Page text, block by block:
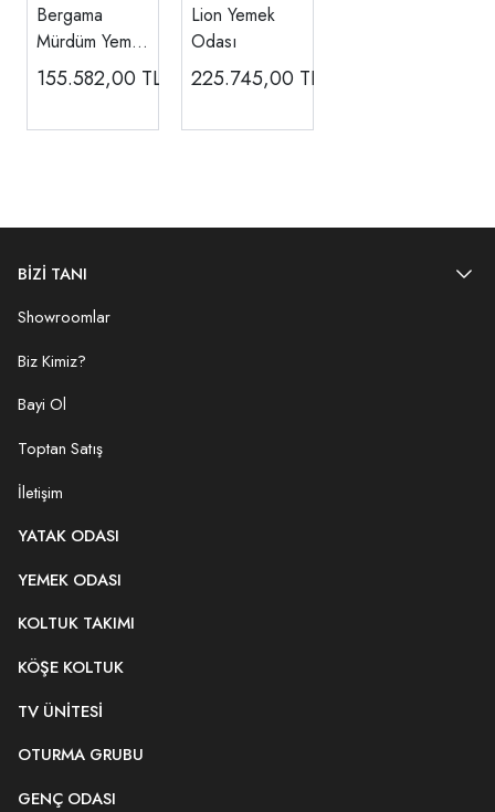
Bergama
Mürdüm Yemek
Odası
155.582,00 TL
Lion Yemek
Odası
225.745,00 TL
BİZİ TANI
Showroomlar
Biz Kimiz?
Bayi Ol
Toptan Satış
İletişim
YATAK ODASI
YEMEK ODASI
KOLTUK TAKIMI
KÖŞE KOLTUK
TV ÜNITESI
OTURMA GRUBU
GENÇ ODASI